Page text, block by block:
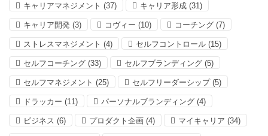
キャリアマネジメント (37) キャリア形成 (31)
キャリア開発 (3) コヴィー (10) コーチング (7)
ストレスマネジメント (4) セルフコントロール (15)
セルフコーチング (33) セルフブランディング (5)
セルフマネジメント (25) セルフリーダーシップ(5)
ドラッカー (11) パーソナルブランディング (4)
ビジネス (6) プロダクト企画 (4) マイキャリア (34)